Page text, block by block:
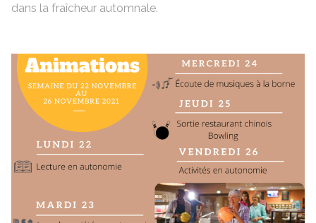
dans la fraîcheur automnale.